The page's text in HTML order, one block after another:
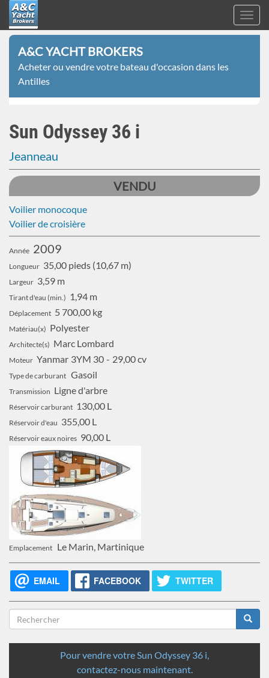
Aller
contenu
principal
A&C
Yacht
Brokers
A&C YACHT BROKERS
Acheter ou vendre votre bateau d'occasion dans les
Antilles
Sun Odyssey 36 i
Jeanneau
VENDU
Voilier monocoque
Voilier de croisière
Année 2009
Longueur 35,00 pieds (10,67 m)
Largeur 3,59 m
Tirant d'eau (min.) 1,94 m
Déplacement 5 700,00 kg
Matériau(x) Polyester
Architecte(s) Marc Lombard
Moteur Yanmar 3YM 30 29,00 cv
Type de carburant Gasoil
Transmission Ligne d'arbre
Réservoir carburant 130,00 L
Réservoir d'eau 355,00 L
Réservoir eaux noires 90,00 L
Emplacement Le Marin, Martinique
EMAIL FACEBOOK TWITTER
Formulaire
de
recherchePour vendre votre Sun Odyssey 36 i,
contactez-nous maintenant.